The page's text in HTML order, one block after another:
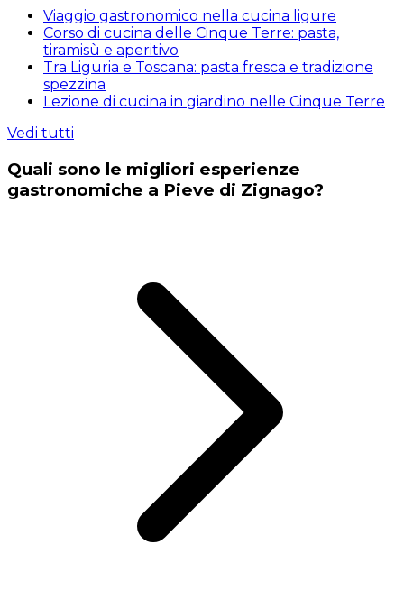
Viaggio gastronomico nella cucina ligure
Corso di cucina delle Cinque Terre: pasta,
tiramisù e aperitivo
Tra Liguria e Toscana: pasta fresca e tradizione
spezzina
Lezione di cucina in giardino nelle Cinque Terre
Vedi tutti
Quali sono le migliori esperienze
gastronomiche a Pieve di Zignago?